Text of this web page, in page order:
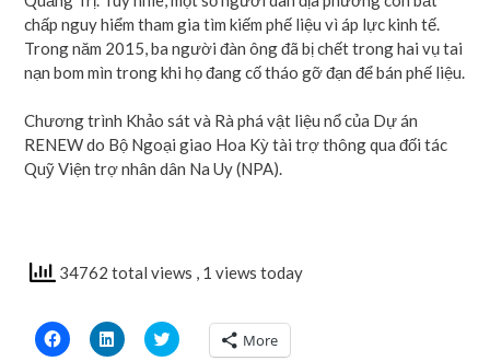
chấp nguy hiểm tham gia tìm kiếm phế liệu vì áp lực kinh tế.
Trong năm 2015, ba người đàn ông đã bị chết trong hai vụ tai
nạn bom mìn trong khi họ đang cố tháo gỡ đạn để bán phế liệu.
Chương trình Khảo sát và Rà phá vật liệu nổ của Dự án
RENEW do Bộ Ngoại giao Hoa Kỳ tài trợ thông qua đối tác
Quỹ Viện trợ nhân dân Na Uy (NPA).
34762 total views , 1 views today
Click
to
Click
to
Click
to More